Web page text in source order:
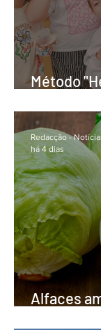
Método
escolas
Portalegre
Alfaces
Redacção -
há 4 dias